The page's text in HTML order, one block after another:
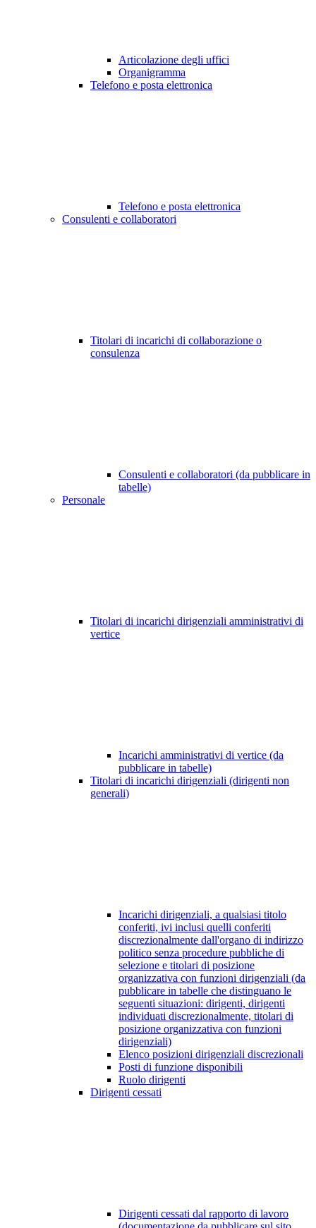
Articolazione degli uffici
Organigramma
Telefono e posta elettronica
Telefono e posta elettronica
Consulenti e collaboratori
Titolari di incarichi di collaborazione o
consulenza
Consulenti e collaboratori (da pubblicare in
tabelle)
Personale
Titolari di incarichi dirigenziali amministrativi di
vertice
Incarichi amministrativi di vertice (da
pubblicare in tabelle)
Titolari di incarichi dirigenziali (dirigenti non
generali)
Incarichi dirigenziali, a qualsiasi titolo
conferiti, ivi inclusi quelli conferiti
discrezionalmente dall'organo di indirizzo
politico senza procedure pubbliche di
selezione e titolari di posizione
organizzativa con funzioni dirigenziali (da
pubblicare in tabelle che distinguano le
seguenti situazioni: dirigenti, dirigenti
individuati discrezionalmente, titolari di
posizione organizzativa con funzioni
dirigenziali)
Elenco posizioni dirigenziali discrezionali
Posti di funzione disponibili
Ruolo dirigenti
Dirigenti cessati
Dirigenti cessati dal rapporto di lavoro